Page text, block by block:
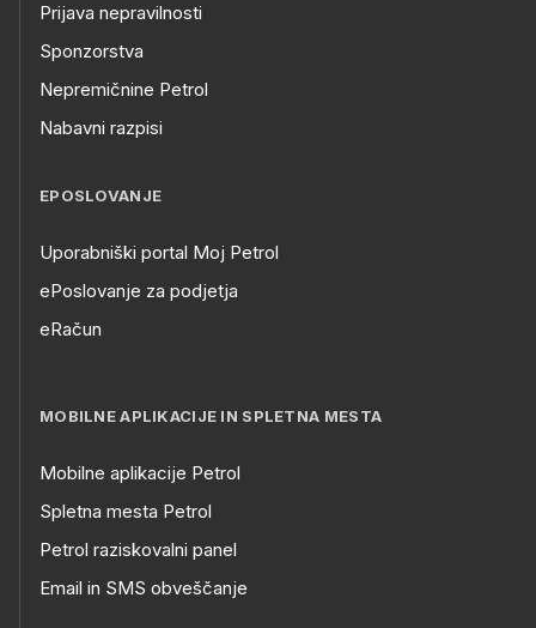
Prijava nepravilnosti
Sponzorstva
Nepremičnine Petrol
Nabavni razpisi
EPOSLOVANJE
Uporabniški portal Moj Petrol
ePoslovanje za podjetja
eRačun
MOBILNE APLIKACIJE IN SPLETNA MESTA
Mobilne aplikacije Petrol
Spletna mesta Petrol
Petrol raziskovalni panel
Email in SMS obveščanje